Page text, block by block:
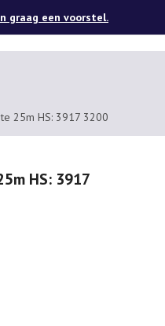
graag een voorstel.
25m HS: 3917 3200
HS: 3917